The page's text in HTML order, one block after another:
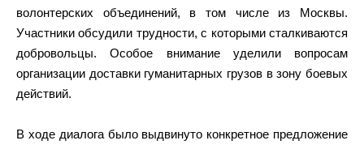
волонтерских объединений, в том числе из Москвы.
Участники обсудили трудности, с которыми сталкиваются
добровольцы. Особое внимание уделили вопросам
организации доставки гуманитарных грузов в зону боевых
действий.
В ходе диалога было выдвинуто конкретное предложение